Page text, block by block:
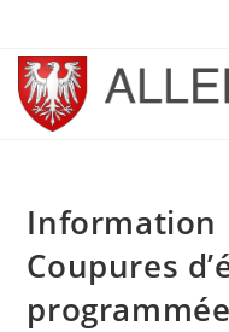
content
Information
Coupures